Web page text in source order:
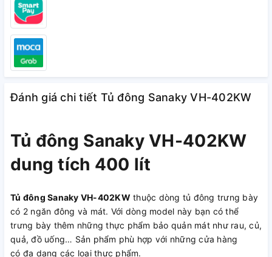
Đánh giá chi tiết Tủ đông Sanaky VH-402KW
Tủ đông Sanaky VH-402KW
dung tích 400 lít
Tủ đông Sanaky VH-402KW thuộc dòng tủ đông trưng bày
có 2 ngăn đông và mát. Với dòng model này bạn có thể
trưng bày thêm những thực phẩm bảo quản mát như rau, củ,
quả, đồ uống… Sản phẩm phù hợp với những cửa hàng
có đa dạng các loại thực phẩm.